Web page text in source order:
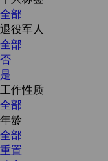
全部
退役军人
全部
否
是
工作性质
全部
年龄
全部
重置